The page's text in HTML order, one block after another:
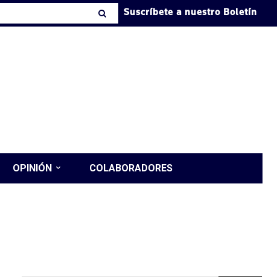
Suscríbete a nuestro Boletín
OPINIÓN COLABORADORES